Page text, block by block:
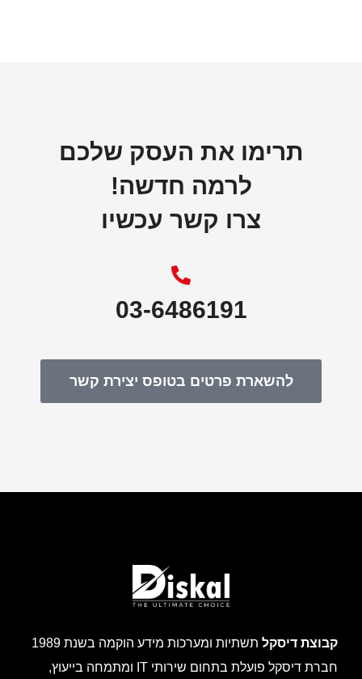
תרימו את העסק שלכם
לרמה חדשה!
צרו קשר עכשיו
03-6486191
להשארת פרטים בטופס יצירת קשר
קבוצת דיסקל
תשתיות ומערכות מידע הוקמה בשנת 1989
חברת דיסקל פועלת בתחום שירותי IT ומתמחה בייעוץ,